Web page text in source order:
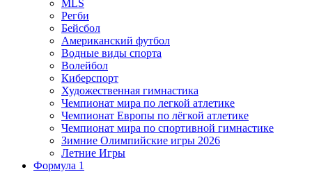
MLS
Регби
Бейсбол
Американский футбол
Водные виды спорта
Волейбол
Киберспорт
Художественная гимнастика
Чемпионат мира по легкой атлетике
Чемпионат Европы по лёгкой атлетике
Чемпионат мира по спортивной гимнастике
Зимние Олимпийские игры 2026
Летние Игры
Формула 1